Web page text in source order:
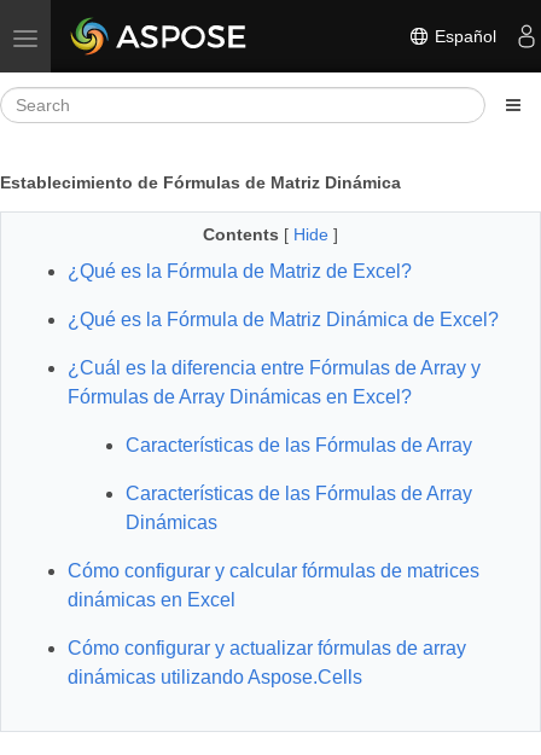
Toggle navigation Español
Establecimiento de Fórmulas de Matriz Dinámica
Contents [ Hide ]
¿Qué es la Fórmula de Matriz de Excel?
¿Qué es la Fórmula de Matriz Dinámica de Excel?
¿Cuál es la diferencia entre Fórmulas de Array y
Fórmulas de Array Dinámicas en Excel?
Características de las Fórmulas de Array
Características de las Fórmulas de Array
Dinámicas
Cómo configurar y calcular fórmulas de matrices
dinámicas en Excel
Cómo configurar y actualizar fórmulas de array
dinámicas utilizando Aspose.Cells